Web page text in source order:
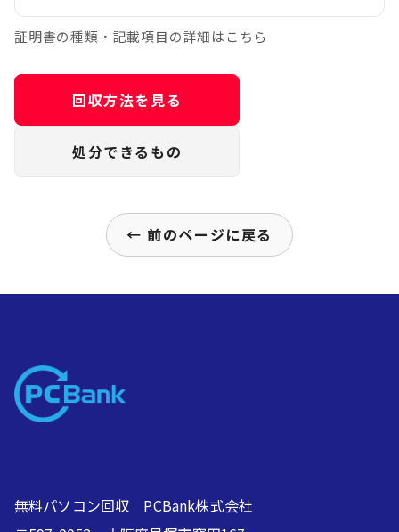
証明書の種類・記載項目の詳細はこちら
回収方法を見る
処分できるもの
← 前のページに戻る
無料パソコン回収 PCBank株式会社